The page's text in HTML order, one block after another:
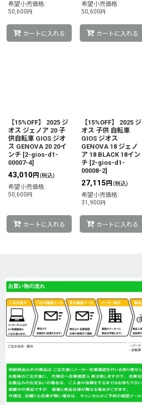
希望小売価格 :
50,600円
カートに入れる
希望小売価格 :
50,600円
カートに入れる
【15%OFF】 2025 ジ
オス ジェノア 20 子
供自転車 GIOS ジオ
ス GENOVA 20 20イ
ンチ [2-gios-d1-
00007-4]
43,010円 (税込)
希望小売価格 :
50,600円
カートに入れる
【15%OFF】 2025 ジ
オス 子供 自転車
GIOS ジオス
GENOVA 18 ジェノ
ア 18 BLACK 18イン
チ [2-gios-d1-
00008-2]
27,115 円 (税込)
希望小売価格 :
31,900円
カートに入れる